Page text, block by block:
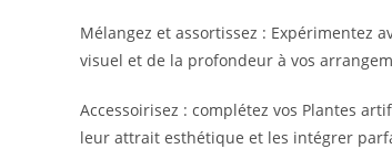
Mélangez et assortissez : Expérimentez
visuel et de la profondeur à vos
Accessoirisez : complétez vos Plantes
leur attrait esthétique et les intégrer